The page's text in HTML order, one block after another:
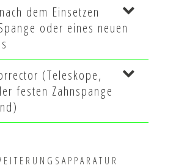
dem Einsetzen
oder eines neuen
(Teleskope,
festen Zahnspange